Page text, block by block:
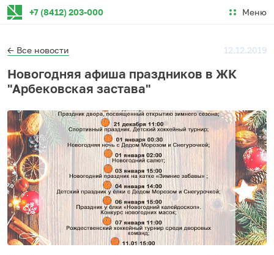
+7 (8412) 203-000 Меню
← Все новости 12.12.2019
Новогодняя афиша праздников в ЖК
"Арбековская застава"